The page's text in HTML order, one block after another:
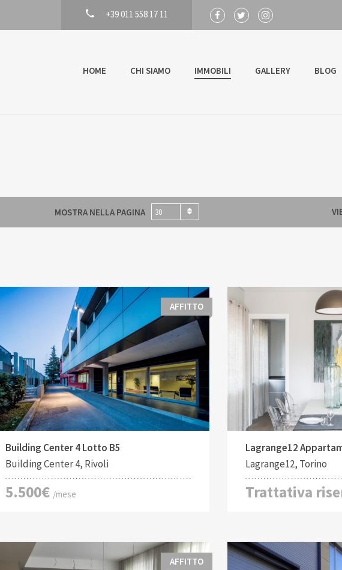
+39 011 558 17 11
HOME CHI SIAMO IMMOBILI GALLERY BLOG
MOSTRA NELLA PAGINA 30
Tipo di contratto:
Affitto
Costruito:
556 M2
AFFITTO
Building Center 4 Lotto B5
Building Center 4, Rivoli
5.500€ /mese
Tipo di contratto:
Affitto
Lagrange12
Lagrange12, Torino
Trattativa
AFFITTO